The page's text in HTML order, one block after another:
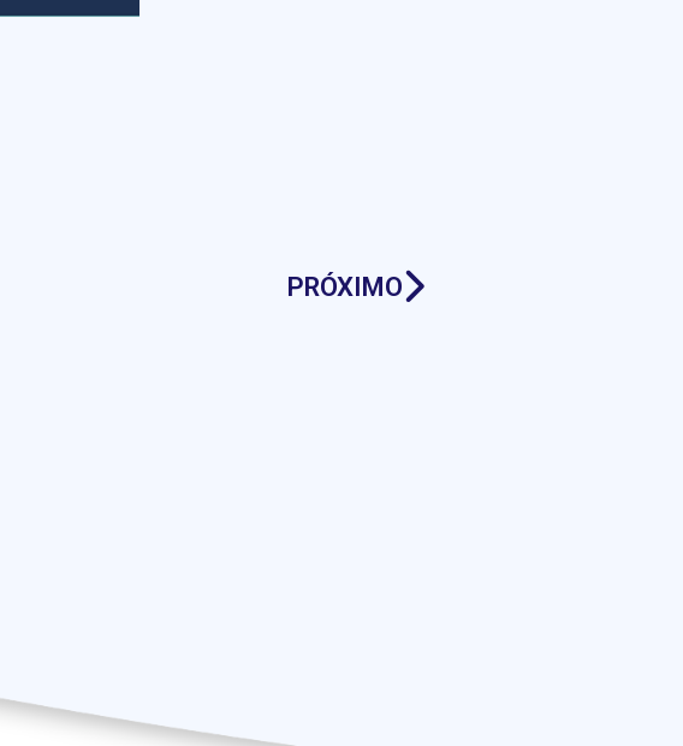
PRÓXIMO